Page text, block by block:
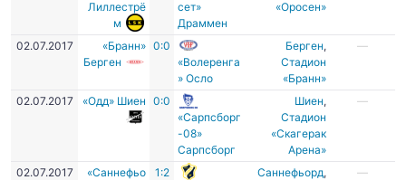
Лиллестрё
м
сет»
Драммен
«Оросен»
02.07.2017
«Бранн»
Берген
0:0
«Волеренга
» Осло
Берген,
Стадион
«Бранн»
—
02.07.2017 «Одд» Шиен 0:0
«Сарпсборг
-08»
Сарпсборг
Шиен,
Cтадион
«Скагерак
Арена»
—
02.07.2017
«Саннефьо
1:2
Саннефьорд,
—